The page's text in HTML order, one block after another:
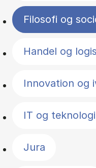
Filosofi og
Handel og
Innovation
IT og teknologi
Jura